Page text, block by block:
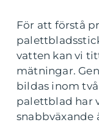
För att förstå
vatten kan vi
mätningar.
bildas inom
palettblad har
snabbväxande